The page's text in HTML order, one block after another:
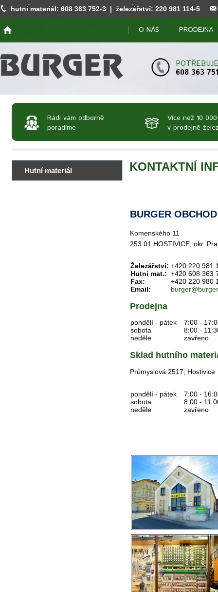
hutní materiál: 608 363 752-3 | železářství: 220 981 114-5
O NÁS PRODEJNA
608 363 751
Rádi vám odborně
poradíme
Více než 10
v prodejně
Hutní materiál KONTAKTNÍ
BURGER
Komenského 11
253 01 HOSTIVICE, okr.
Železářství:
Hutní mat.:
Fax:
Email:
+420 220 981
+420 608 363
+420 220 980
Prodejna
pondělí - pátek
sobota
neděle
7:00 -
8:00 -
zavřeno
Sklad hutního
Průmyslová 2517, Hostivice
pondělí - pátek
sobota
neděle
7:00 -
8:00 -
zavřeno